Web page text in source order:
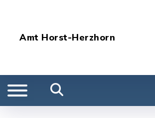
Amt Horst-Herzhorn